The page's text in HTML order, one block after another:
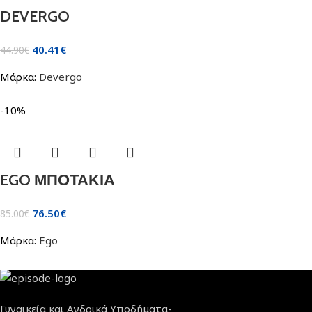
DEVERGO
44.90€ 40.41 €
Μάρκα: Devergo
-10%
EGO ΜΠΟΤΑΚΙΑ
85.00€ 76.50€
Μάρκα: Ego
Γυναικεία και Ανδρικά Υποδήματα-